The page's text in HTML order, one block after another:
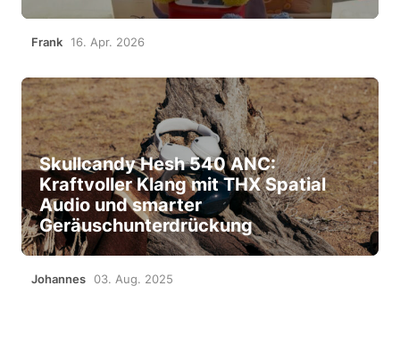
Frank 16. Apr. 2026
Skullcandy Hesh 540 ANC:
Kraftvoller Klang mit THX Spatial
Audio und smarter
Geräuschunterdrückung
Johannes 03. Aug. 2025